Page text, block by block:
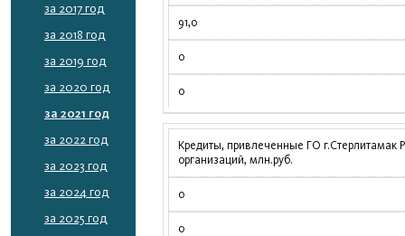
за 2017 год
за 2018 год
за 2019 год
за 2020 год
за 2021 год
за 2022 год
за 2023 год
за 2024 год
за 2025 год
91,0
0
0
Кредиты, привлеченные ГО г.Стерлитамак
организаций, млн.руб.
0
0